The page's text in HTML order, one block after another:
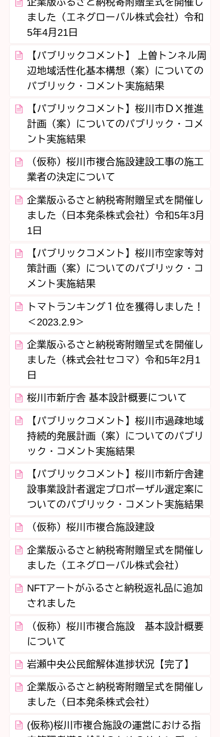
ました（エネグローバル株式会社）令和
5年4月21日
【パブリックコメント】 上曽トンネル周
辺地域活性化基本構想（案）についての
パブリック・コメント実施結果
【パブリックコメント】桜川市ＤＸ推進
計画（案）についてのパブリック・コメ
ント実施結果
（仮称）桜川市複合施設建設工事の施工
業者の決定について
企業版ふるさと納税寄附贈呈式を開催し
ました（日本発条株式会社）令和5年3月
1日
【パブリックコメント】桜川市空家等対
策計画（案）についてのパブリック・コ
メント実施結果
トマトランキング１位を獲得しました！
＜2023.2.9＞
企業版ふるさと納税寄附贈呈式を開催し
ました（株式会社セコマ）令和5年2月1
日
桜川市新庁舎 基本設計概要について
【パブリックコメント】桜川市過疎地域
持続的発展計画（案）についてのパブリ
ック・コメント実施結果
【パブリックコメント】桜川市新庁舎建
設事業設計者選定プロポーザル選定案に
ついてのパブリック・コメント実施結果
（仮称）桜川市複合施設建設
企業版ふるさと納税寄附贈呈式を開催し
ました（エネグローバル株式会社）
NFTアートがふるさと納税返礼品に追加
されました
（仮称）桜川市複合施設 基本設計概要
について
岩瀬中央公民館解体進捗状況【完了】
企業版ふるさと納税寄附贈呈式を開催し
ました（日本発条株式会社）
(仮称)桜川市複合施設の運営における指